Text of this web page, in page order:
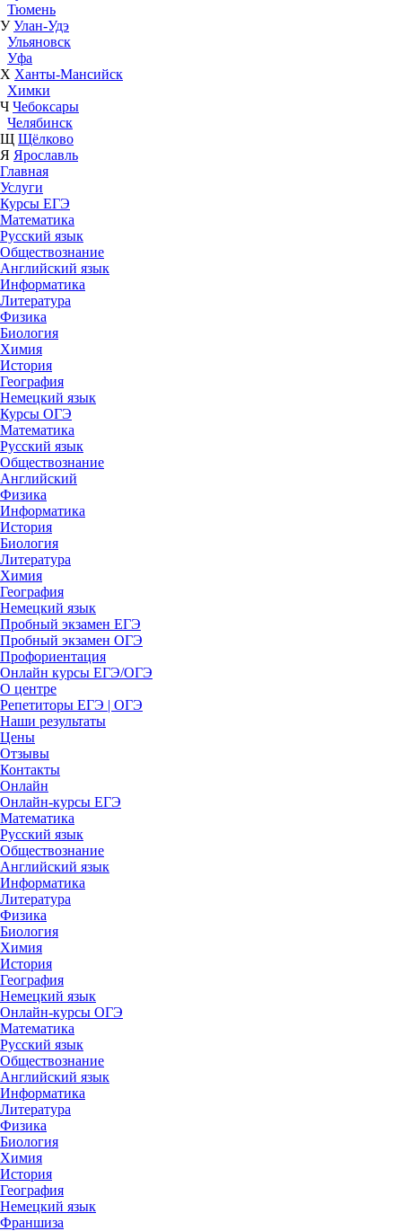
Тюмень
У Улан-Удэ
Ульяновск
Уфа
Х Ханты-Мансийск
Химки
Ч Чебоксары
Челябинск
Щ Щёлково
Я Ярославль
Главная
Услуги
Курсы ЕГЭ
Математика
Русский язык
Обществознание
Английский язык
Информатика
Литература
Физика
Биология
Химия
История
География
Немецкий язык
Курсы ОГЭ
Математика
Русский язык
Обществознание
Английский
Физика
Информатика
История
Биология
Литература
Химия
География
Немецкий язык
Пробный экзамен ЕГЭ
Пробный экзамен ОГЭ
Профориентация
Онлайн курсы ЕГЭ/ОГЭ
О центре
Репетиторы ЕГЭ | ОГЭ
Наши результаты
Цены
Отзывы
Контакты
Онлайн
Онлайн-курсы ЕГЭ
Математика
Русский язык
Обществознание
Английский язык
Информатика
Литература
Физика
Биология
Химия
История
География
Немецкий язык
Онлайн-курсы ОГЭ
Математика
Русский язык
Обществознание
Английский язык
Информатика
Литература
Физика
Биология
Химия
История
География
Немецкий язык
Франшиза